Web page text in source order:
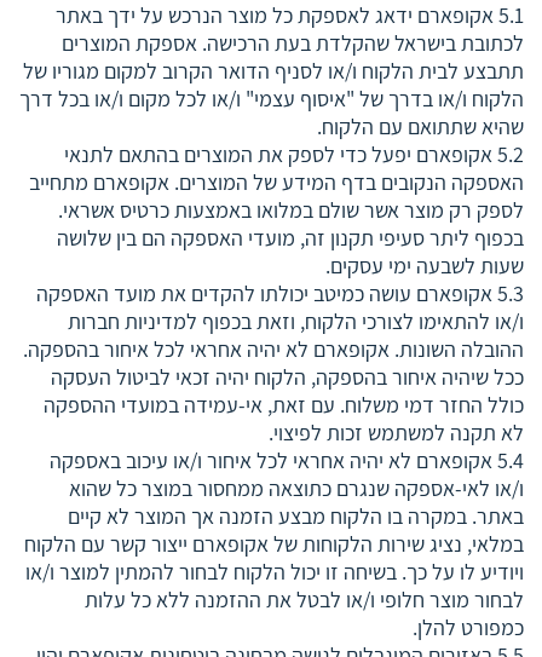
5.1 אקופארם ידאג לאספקת כל מוצר הנרכש על ידך באתר
לכתובת בישראל שהקלדת בעת הרכישה. אספקת המוצרים
תתבצע לבית הלקוח ו/או לסניף הדואר הקרוב למקום מגוריו של
הלקוח ו/או בדרך של "איסוף עצמי" ו/או לכל מקום ו/או בכל דרך
שהיא שתתואם עם הלקוח.
5.2 אקופארם יפעל כדי לספק את המוצרים בהתאם לתנאי
האספקה הנקובים בדף המידע של המוצרים. אקופארם מתחייב
לספק רק מוצר אשר שולם במלואו באמצעות כרטיס אשראי.
בכפוף ליתר סעיפי תקנון זה, מועדי האספקה הם בין שלושה
שעות לשבעה ימי עסקים.
5.3 אקופארם עושה כמיטב יכולתו להקדים את מועד האספקה
ו/או להתאימו לצורכי הלקוח, וזאת בכפוף למדיניות חברות
ההובלה השונות. אקופארם לא יהיה אחראי לכל איחור בהספקה.
ככל שיהיה איחור בהספקה, הלקוח יהיה זכאי לביטול העסקה
כולל החזר דמי משלוח. עם זאת, אי-עמידה במועדי ההספקה
לא תקנה למשתמש זכות לפיצוי.
5.4 אקופארם לא יהיה אחראי לכל איחור ו/או עיכוב באספקה
ו/או לאי-אספקה שנגרם כתוצאה ממחסור במוצר כל שהוא
באתר. במקרה בו הלקוח מבצע הזמנה אך המוצר לא קיים
במלאי, נציג שירות הלקוחות של אקופארם ייצור קשר עם הלקוח
ויודיע לו על כך. בשיחה זו יכול הלקוח לבחור להמתין למוצר ו/או
לבחור מוצר חלופי ו/או לבטל את ההזמנה ללא כל עלות
כמפורט להלן.